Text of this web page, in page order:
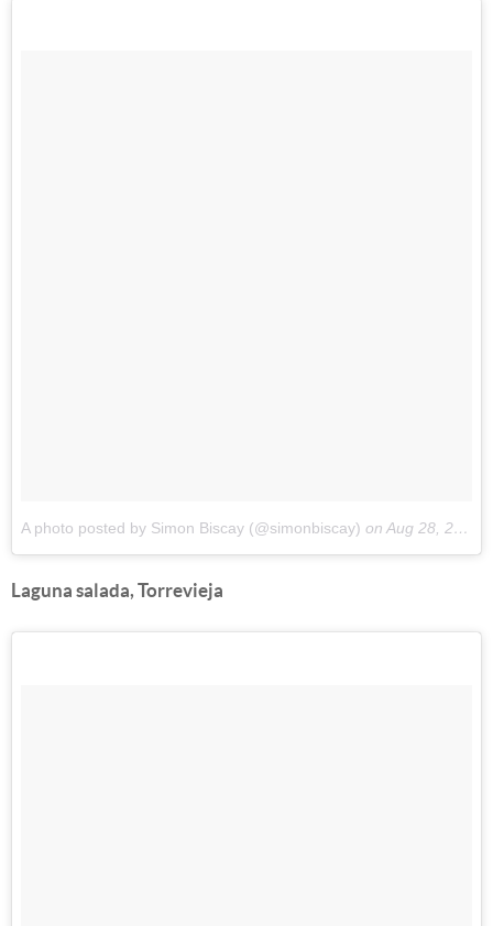
A photo posted by Simon Biscay (@simonbiscay) on Aug 28, 2016 at 12:28am PDT
Laguna salada, Torrevieja